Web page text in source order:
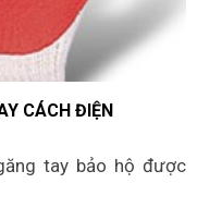
CÁCH ĐIỆN
tay bảo hộ được